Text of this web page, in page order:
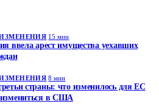
15 мин
ввела арест имущества уехавших
8 мин
страны: что изменилось для ЕС
в США